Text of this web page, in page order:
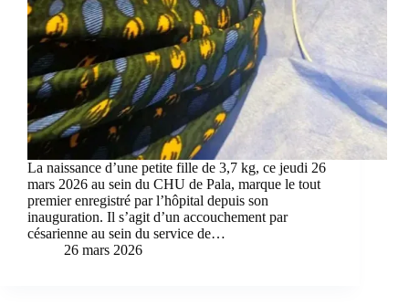
La naissance d’une petite fille de 3,7 kg, ce jeudi 26
mars 2026 au sein du CHU de Pala, marque le tout
premier enregistré par l’hôpital depuis son
inauguration. Il s’agit d’un accouchement par
césarienne au sein du service de…
26 mars 2026